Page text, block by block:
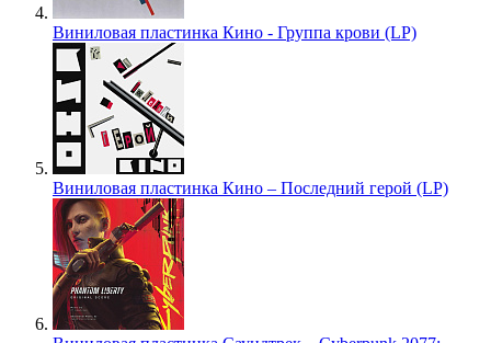
Виниловая пластинка Кино - Группа крови (LP)
Виниловая пластинка Кино – Последний герой (LP)